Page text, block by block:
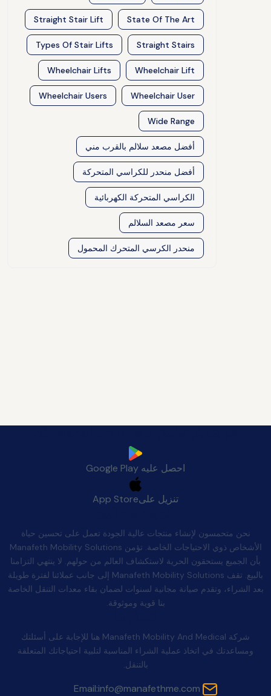
State Of The Art
Straight Stair Lift
Straight Stairs
Types Of Stair Lifts
Wheelchair Lift
Wheelchair Lifts
Wheelchair User
Wheelchair Users
Wide Range
أفضل مصعد سلالم بالقرب مني
أفضل منحدر للكراسي المتحركة
الكراسي المتحركة الكهربائية
سعر مصعد السلالم
منحدر الكرسي المتحرك المحمول
احصل عليه Google Play
تنزيل علىApp Store
نحن متحمسون لإنشاء منتجات عالية الجودة تعمل على تحسين حياة
الأشخاص ذوي الاحتياجات الخاصة. تؤمن Manafeth Mobility Solutions
بأن الجميع يستحقون الحرية لاستكشاف العالم من حولهم. لا ينتهي التزامنا
بالبيع. تقف Manafeth Mobility Solutions إلى جانب عملائنا لفترة طويلة
بعد الشراء، وتقدم صيانة مجانية لسنوات لضمان بقاء معدات التنقل الخاصة
بنا قوية وموثوقة.
شركة Manafeth Mobility And Medical هنا للإجابة على أسئلتك
ومساعدتك في اتخاذ عملية الشراء المناسبة لتلبية احتياجاتك المتعلقة
بالتنقل.
Email:info@manafethme.com